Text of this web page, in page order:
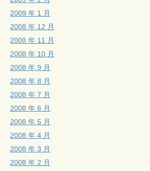
2009 年 1 月
2008 年 12 月
2008 年 11 月
2008 年 10 月
2008 年 9 月
2008 年 8 月
2008 年 7 月
2008 年 6 月
2008 年 5 月
2008 年 4 月
2008 年 3 月
2008 年 2 月